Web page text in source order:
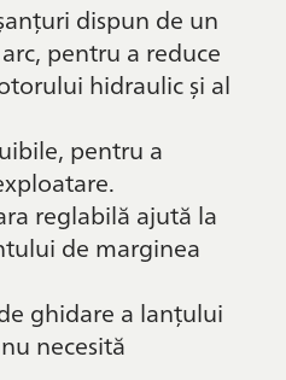
dispun de un
pentru a reduce
hidraulic și al
pentru a
reglabilă ajută la
de marginea
ghidare a lanțului
necesită